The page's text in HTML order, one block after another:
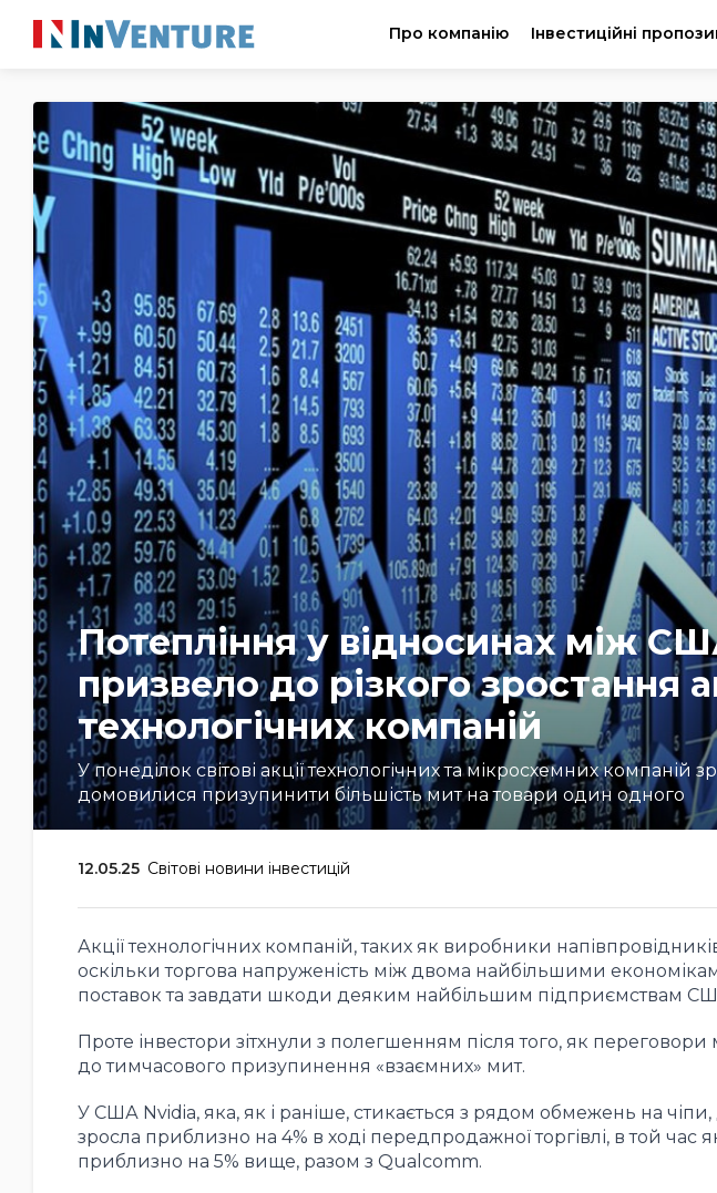
Про компанію Інвестиційні
Потепління у відносинах між
призвело до різкого зростання
технологічних компаній
У понеділок світові акції технологічних та мікросхемних компаній
домовилися призупинити більшість мит на товари один одного
12.05.25 Світові новини інвестицій
Акції технологічних компаній, таких як виробники
оскільки торгова напруженість між двома найбільшими
поставок та завдати шкоди деяким найбільшим підприємствам
Проте інвестори зітхнули з полегшенням після того, як
до тимчасового призупинення «взаємних» мит.
У США Nvidia, яка, як і раніше, стикається з рядом обмежень на
зросла приблизно на 4% в ході передпродажної торгівлі, в той час
приблизно на 5% вище, разом з Qualcomm.